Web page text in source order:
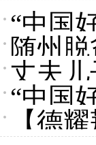
“中国
随州
丈夫
“中国
【德